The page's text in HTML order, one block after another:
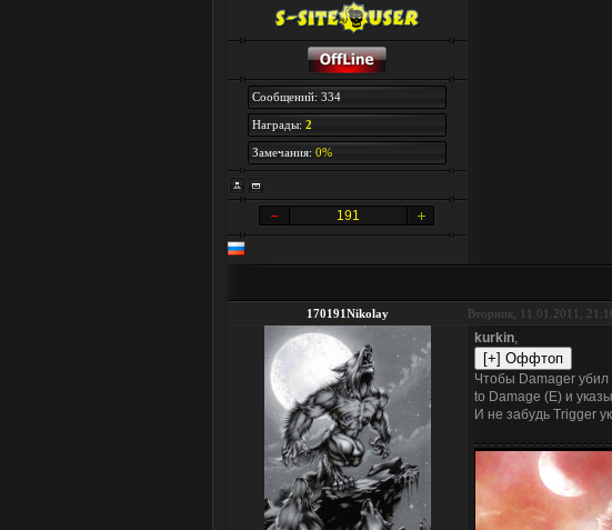
Сообщений: 334
Награды: 2
Замечания: 0%
191
170191Nikolay Вторник, 11.01.2011,
kurkin,
Чтобы Damager убил
to Damage (E) и
И не забудь Trigger